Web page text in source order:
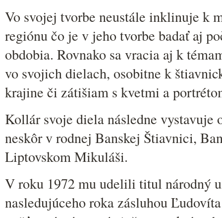
Vo svojej tvorbe neustále inklinuje k
regiónu čo je v jeho tvorbe badať aj
obdobia. Rovnako sa vracia aj k
vo svojich dielach, osobitne k
krajine či zátišiam s kvetmi a
Kollár svoje diela následne vystavuje
neskôr v rodnej Banskej Štiavnici,
Liptovskom Mikuláši.
V roku 1972 mu udelili titul národný
nasledujúceho roka zásluhou